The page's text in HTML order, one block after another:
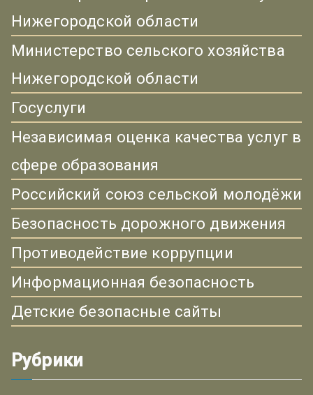
Нижегородской области
Министерство сельского хозяйства
Нижегородской области
Госуслуги
Независимая оценка качества услуг в
сфере образования
Российский союз сельской молодёжи
Безопасность дорожного движения
Противодействие коррупции
Информационная безопасность
Детские безопасные сайты
Рубрики